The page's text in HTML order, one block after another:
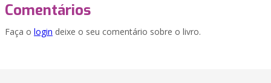
Comentários
Faça o login deixe o seu comentário sobre o livro.